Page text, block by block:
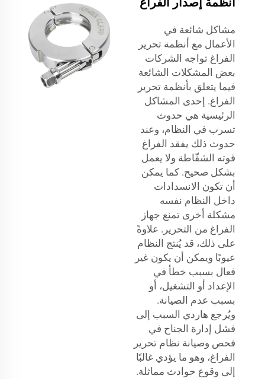
مشاكل شائعة في
الأعمال مع أنظمة تحرير
الفراغ تواجه الشركات
بعض المشكلات الشائعة
فيما يتعلق بأنظمة تحرير
الفراغ. إحدى المشاكل
الرئيسية هي حدوث
تسرب في النظام، وعند
حدوث ذلك يفقد الفراغ
قوته الشفّاطة ولا يعمل
بشكل صحيح. كما يمكن
أن تكون الانسدادات
داخل النظام نفسه
مشكلة أخرى تمنع جهاز
الفراغ من التحرير. علاوةً
على ذلك، قد يُنتج النظام
عيوبًا ويمكن أن يكون غير
فعال بسبب خطأ في
الإعداد أو التشغيل، أو
بسبب عدم الصيانة.
ويُرجع هاردي السبب إلى
فشل إدارة الجناح في
فحص وصيانة نظام تحرير
الفراغ، وهو ما يؤدي غالبًا
إلى وقوع حوادث مماثلة.